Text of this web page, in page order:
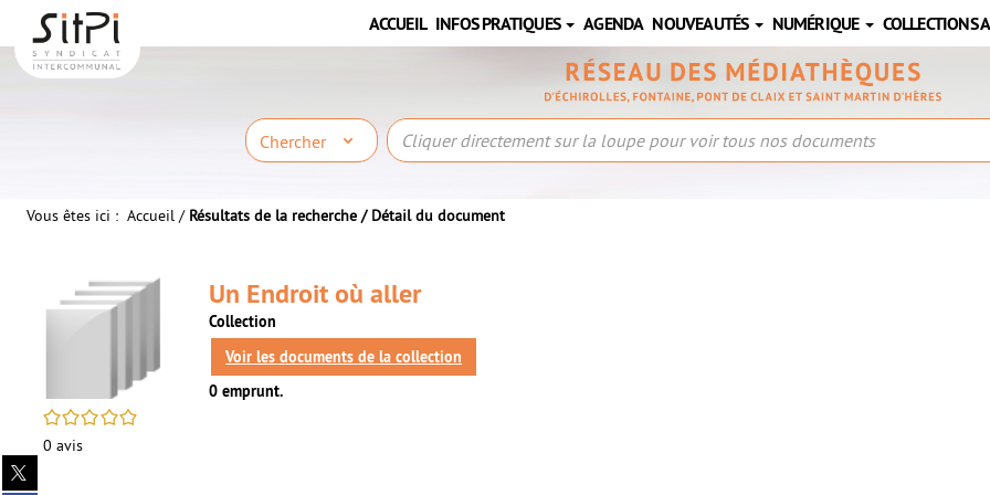
menu
contenu
recherche
Chercher
Vous êtes ici : Accueil / Résultats de la recherche / Détail du document
ACCUEIL INFOS PRATIQUES AGENDA NOUVEAUTÉS NUMÉRIQUE COLLECTIONS
Partager
sur
/5
0 avis
Un Endroit où aller
Collection
Voir les documents de la collection
0 emprunt.